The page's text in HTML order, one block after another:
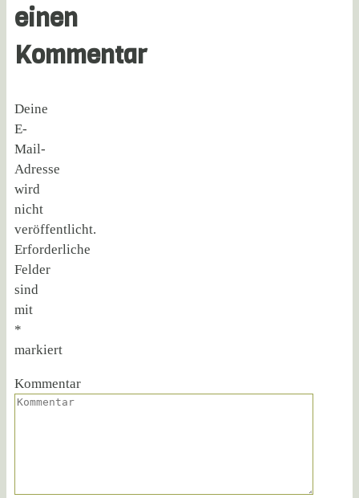
einen
Kommentar
Deine
E-
Mail-
Adresse
wird
nicht
veröffentlicht.
Erforderliche
Felder
sind
mit
*
markiert
Kommentar